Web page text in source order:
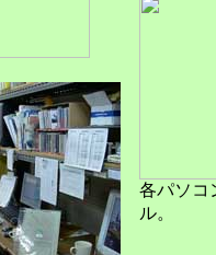
各パソコ
ル。